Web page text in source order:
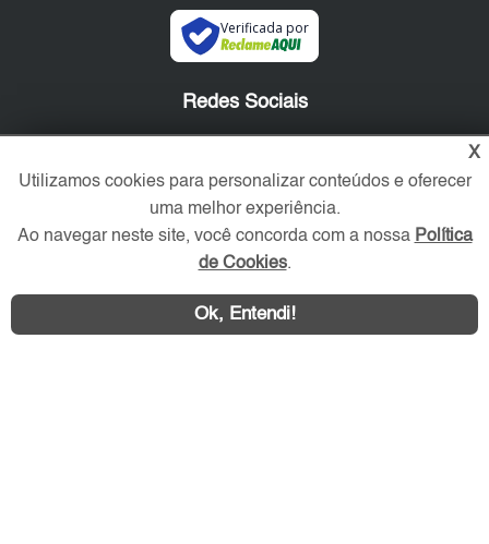
Verificada por
Redes Sociais
Área exclusiva aos anunciantes,
X
Utilizamos cookies para personalizar conteúdos e oferecer
uma melhor experiência.
Ao navegar neste site, você concorda com a nossa Política
de Cookies.
Ok, Entendi!